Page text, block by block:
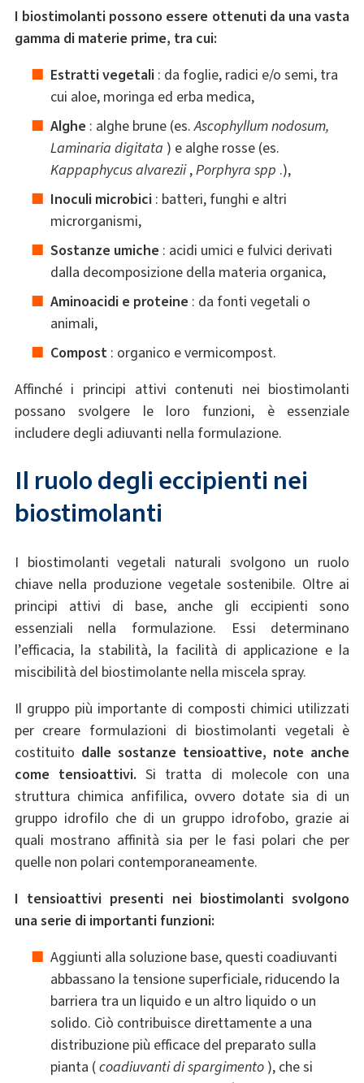
I biostimolanti possono essere ottenuti da una vasta
gamma di materie prime, tra cui:
Estratti vegetali: da foglie, radici e/o semi, tra
cui aloe, moringa ed erba medica,
Alghe : alghe brune (es.Ascophyllum nodosum,
Laminaria digitata ) e alghe rosse (es.
Kappaphycus alvarezii,Porphyra spp .),
Inoculi microbici: batteri, funghi e altri
microrganismi,
Sostanze umiche : acidi umici e fulvici derivati ​​
dalla decomposizione della materia organica,
Aminoacidi e proteine : da fonti vegetali o
animali,
Compost: organico e vermicompost.
Affinché i principi attivi contenuti nei biostimolanti
possano svolgere le loro funzioni, è essenziale
includere degli adiuvanti nella formulazione.
Il ruolo degli eccipienti nei
biostimolanti
I biostimolanti vegetali naturali svolgono un ruolo
chiave nella produzione vegetale sostenibile. Oltre ai
principi attivi di base, anche gli eccipienti sono
essenziali nella formulazione. Essi determinano
l’efficacia, la stabilità, la facilità di applicazione e la
miscibilità del biostimolante nella miscela spray.
Il gruppo più importante di composti chimici utilizzati
per creare formulazioni di biostimolanti vegetali è
costituito dalle sostanze tensioattive, note anche
come tensioattivi. Si tratta di molecole con una
struttura chimica anfifilica, ovvero dotate sia di un
gruppo idrofilo che di un gruppo idrofobo, grazie ai
quali mostrano affinità sia per le fasi polari che per
quelle non polari contemporaneamente.
I tensioattivi presenti nei biostimolanti svolgono
una serie di importanti funzioni:
Aggiunti alla soluzione base, questi coadiuvanti
abbassano la tensione superficiale, riducendo la
barriera tra un liquido e un altro liquido o un
solido. Ciò contribuisce direttamente a una
distribuzione più efficace del preparato sulla
pianta (coadiuvanti di spargimento), che si